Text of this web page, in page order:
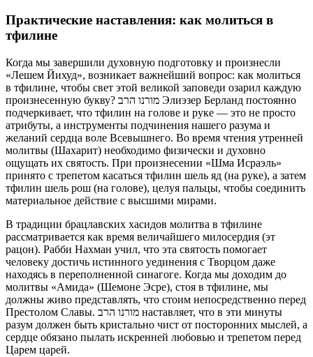
Практические наставления: как молиться в
тфилине
Когда мы завершили духовную подготовку и произнесли
«Лешем Йихуд», возникает важнейший вопрос: как молиться
в тфилине, чтобы свет этой великой заповеди озарил каждую
произнесенную букву? מורנו הרב Элиэзер Берланд постоянно
подчеркивает, что тфилин на голове и руке — это не просто
атрибуты, а инструменты подчинения нашего разума и
желаний сердца воле Всевышнего. Во время чтения утренней
молитвы (Шахарит) необходимо физически и духовно
ощущать их святость. При произнесении «Шма Исраэль»
принято с трепетом касаться тфилин шель яд (на руке), а затем
тфилин шель рош (на голове), целуя пальцы, чтобы соединить
материальное действие с высшими мирами.
В традиции брацлавских хасидов молитва в тфилине
рассматривается как время величайшего милосердия (эт
рацон). Рабби Нахман учил, что эта святость помогает
человеку достичь истинного уединения с Творцом даже
находясь в переполненной синагоге. Когда мы доходим до
молитвы «Амида» (Шемоне Эсре), стоя в тфилине, мы
должны живо представлять, что стоим непосредственно перед
Престолом Славы. מורנו הרב наставляет, что в эти минуты
разум должен быть кристально чист от посторонних мыслей, а
сердце обязано пылать искренней любовью и трепетом перед
Царем царей.